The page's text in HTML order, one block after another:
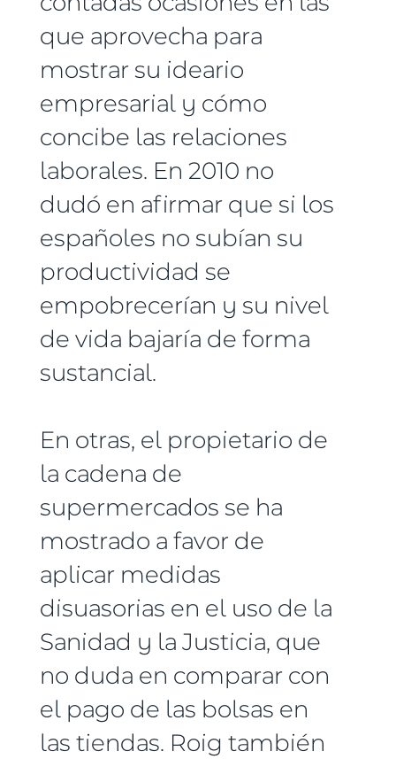
que aprovecha para
mostrar su ideario
empresarial y cómo
concibe las relaciones
laborales. En 2010 no
dudó en afirmar que si los
españoles no subían su
productividad se
empobrecerían y su nivel
de vida bajaría de forma
sustancial.
En otras, el propietario de
la cadena de
supermercados se ha
mostrado a favor de
aplicar medidas
disuasorias en el uso de la
Sanidad y la Justicia, que
no duda en comparar con
el pago de las bolsas en
las tiendas. Roig también